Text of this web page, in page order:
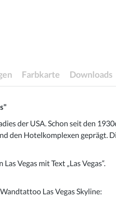
Farbkarte Downloads
der USA. Schon seit den
den Hotelkomplexen geprägt.
Vegas mit Text „Las Vegas“.
Las Vegas Skyline: